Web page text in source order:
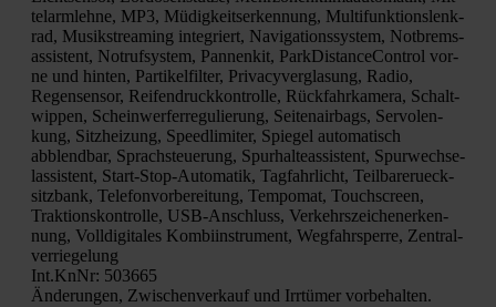
tel­arm­leh­ne, MP3, Müdig­keits­er­ken­nung, Mul­ti­funk­ti­ons­lenk­
rad, Musik­strea­ming inte­griert, Navi­ga­ti­ons­sys­tem, Not­brems­
as­sis­tent, Not­ruf­sys­tem, Pan­nen­kit, Park­Di­stance­Con­trol vor­
ne und hin­ten, Par­ti­kel­fil­ter, Pri­va­cy­ver­gla­sung, Radio,
Regen­sen­sor, Rei­fen­druck­kon­trol­le, Rück­fahr­ka­me­ra, Schalt­
wip­pen, Schein­wer­fer­re­gu­lie­rung, Sei­ten­air­bags, Ser­vo­len­
kung, Sitz­hei­zung, Speed­li­mi­ter, Spie­gel auto­ma­tisch
abblend­bar, Sprach­steue­rung, Spur­hal­te­as­sis­tent, Spur­wech­se­
las­sis­tent, Start-Stop-Auto­ma­tik, Tag­fahr­licht, Teil­ba­rerueck­
sitz­bank, Tele­fon­vor­be­rei­tung, Tem­po­mat, Touch­screen,
Trak­ti­ons­kon­trol­le, USB-Anschluss, Ver­kehrs­zei­chen­er­ken­
nung, Voll­di­gi­ta­les Kom­bi­in­stru­ment, Weg­fahr­sper­re, Zen­tral­
ver­rie­ge­lung
Int.KnNr: 503665
Ände­run­gen, Zwi­schen­ver­kauf und Irr­tü­mer vor­be­hal­ten.